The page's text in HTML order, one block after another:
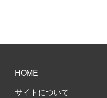
HOME
サイトについて